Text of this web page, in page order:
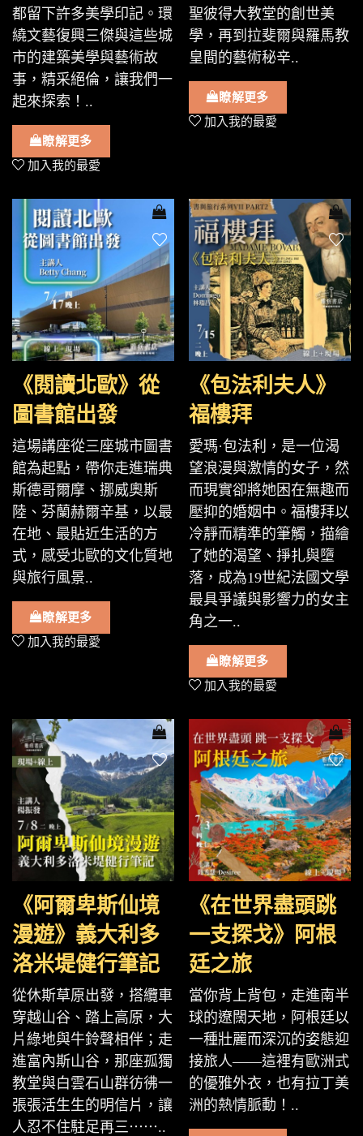
都留下許多美學印記。環
繞文藝復興三傑與這些城
市的建築美學與藝術故
事，精采絕倫，讓我們一
起來探索！..
瞭解更多
加入我的最愛
聖彼得大教堂的創世美
學，再到拉斐爾與羅馬教
皇間的藝術秘辛..
瞭解更多
加入我的最愛
《閱讀北歐》從
圖書館出發
這場講座從三座城市圖書
館為起點，帶你走進瑞典
斯德哥爾摩、挪威奧斯
陸、芬蘭赫爾辛基，以最
在地、最貼近生活的方
式，感受北歐的文化質地
與旅行風景..
瞭解更多
加入我的最愛
《包法利夫人》
福樓拜
愛瑪·包法利，是一位渴
望浪漫與激情的女子，然
而現實卻將她困在無趣而
壓抑的婚姻中。福樓拜以
冷靜而精準的筆觸，描繪
了她的渴望、掙扎與墮
落，成為19世紀法國文學
最具爭議與影響力的女主
角之一..
瞭解更多
加入我的最愛
《阿爾卑斯仙境
漫遊》義大利多
洛米堤健行筆記
從休斯草原出發，搭纜車
穿越山谷、踏上高原，大
片綠地與牛鈴聲相伴；走
進富內斯山谷，那座孤獨
教堂與白雲石山群彷彿一
張張活生生的明信片，讓
人忍不住駐足再三⋯⋯..
《在世界盡頭跳
一支探戈》阿根
廷之旅
當你背上背包，走進南半
球的遼闊天地，阿根廷以
一種壯麗而深沉的姿態迎
接旅人——這裡有歐洲式
的優雅外衣，也有拉丁美
洲的熱情脈動！..